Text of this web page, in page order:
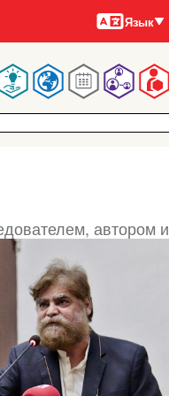
Языки
Язык
автором и